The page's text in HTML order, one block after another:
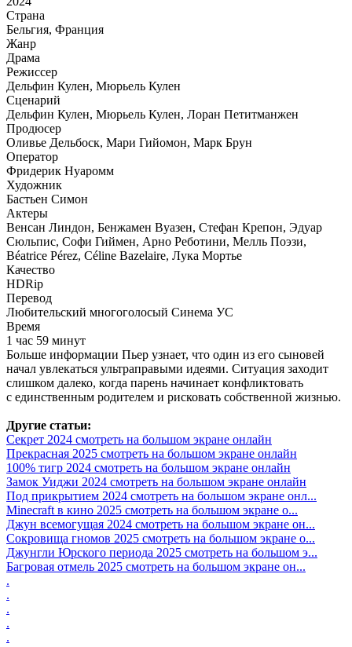
Страна
Бельгия, Франция
Жанр
Драма
Режиссер
Дельфин Кулен, Мюрьель Кулен
Сценарий
Дельфин Кулен, Мюрьель Кулен, Лоран Петитманжен
Продюсер
Оливье Дельбоск, Мари Гийомон, Марк Брун
Оператор
Фридерик Нуаромм
Художник
Бастьен Симон
Актеры
Венсан Линдон, Бенжамен Вуазен, Стефан Крепон, Эдуар
Сюльпис, Софи Гиймен, Арно Реботини, Мелль Поэзи,
Béatrice Pérez, Céline Bazelaire, Лука Мортье
Качество
HDRip
Перевод
Любительский многоголосый Синема УС
Время
1 час 59 минут
Больше информации Пьер узнает, что один из его сыновей
начал увлекаться ультраправыми идеями. Ситуация заходит
слишком далеко, когда парень начинает конфликтовать
с единственным родителем и рисковать собственной жизнью.
Другие статьи:
Секрет 2024 смотреть на большом экране онлайн
Прекрасная 2025 смотреть на большом экране онлайн
100% тигр 2024 смотреть на большом экране онлайн
Замок Уиджи 2024 смотреть на большом экране онлайн
Под прикрытием 2024 смотреть на большом экране онл...
Minecraft в кино 2025 смотреть на большом экране о...
Джун всемогущая 2024 смотреть на большом экране он...
Сокровища гномов 2025 смотреть на большом экране о...
Джунгли Юрского периода 2025 смотреть на большом э...
Багровая отмель 2025 смотреть на большом экране он...
.
.
.
.
.